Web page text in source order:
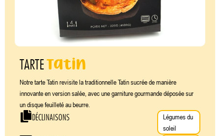
TARTETatin
Notre tarte Tatin revisite la traditionnelle Tatin sucrée de manière
innovante en version salée, avec une garniture gourmande déposée sur
un disque feuilleté au beurre.
DÉCLINAISONS
Légumes du
soleil